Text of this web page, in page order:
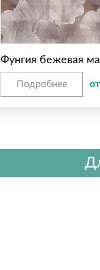
Фунгия бежевая
Подробнее